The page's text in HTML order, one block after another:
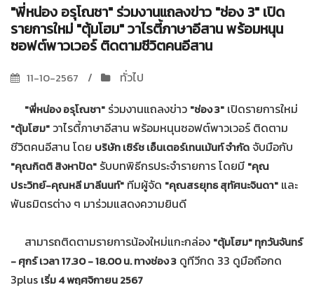
"พี่หน่อง อรุโณชา" ร่วมงานแถลงข่าว "ช่อง 3" เปิด
รายการใหม่ "ตุ้มโฮม" วาไรตี้ภาษาอีสาน พร้อมหนุน
ซอฟต์พาวเวอร์ ติดตามชีวิตคนอีสาน
11-10-2567 ทั่วไป
"พี่หน่อง อรุโณชา" ร่วมงานแถลงข่าว "ช่อง 3" เปิดรายการใหม่
"ตุ้มโฮม" วาไรตี้ภาษาอีสาน พร้อมหนุนซอฟต์พาวเวอร์ ติดตาม
ชีวิตคนอีสาน โดย บริษัท เซิร์ช เอ็นเตอร์เทนเม้นท์ จำกัดจับมือกับ
"คุณกิตติ สิงหาปัด" รับบทพิธีกรประจำรายการ โดยมี "คุณ
ประวิทย์-คุณหลี มาลีนนท์" ทีมผู้จัด "คุณสรยุทธ สุทัศนะจินดา" และ
พันธมิตรต่าง ๆ มาร่วมแสดงความยินดี
สามารถติดตามรายการน้องใหม่แกะกล่อง "ตุ้มโฮม" ทุกวันจันทร์
- ศุกร์ เวลา 17.30 - 18.00 น. ทางช่อง 3 ดูทีวีกด 33 ดูมือถือกด
3plus เริ่ม 4 พฤศจิกายน 2567